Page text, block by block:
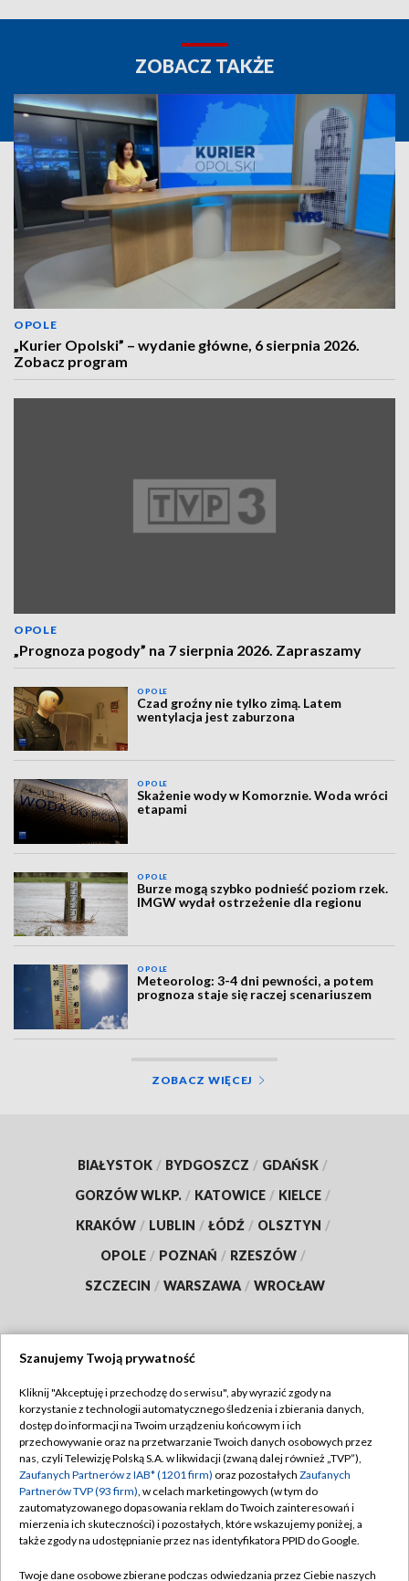
ZOBACZ TAKŻE
OPOLE
„Kurier Opolski” – wydanie główne, 6 sierpnia 2026.
Zobacz program
OPOLE
„Prognoza pogody” na 7 sierpnia 2026. Zapraszamy
OPOLE
Czad groźny nie tylko zimą. Latem
wentylacja jest zaburzona
OPOLE
Skażenie wody w Komorznie. Woda wróci
etapami
OPOLE
Burze mogą szybko podnieść poziom rzek.
IMGW wydał ostrzeżenie dla regionu
OPOLE
Meteorolog: 3-4 dni pewności, a potem
prognoza staje się raczej scenariuszem
ZOBACZ WIĘCEJ
BIAŁYSTOK / BYDGOSZCZ / GDAŃSK /
GORZÓW WLKP. / KATOWICE / KIELCE /
KRAKÓW / LUBLIN / ŁÓDŹ / OLSZTYN /
OPOLE / POZNAŃ / RZESZÓW /
SZCZECIN / WARSZAWA / WROCŁAW
TVP
Abonament TVP
Emisja w TVP
Centrum informacji TVP
Naziemna Telewizja Cyfrowa
Regulamin TVP
Polityka prywatności
Moje zgody
Pomoc
Szanujemy Twoją prywatność
Kliknij "Akceptuję i przechodzę do serwisu", aby wyrazić zgody na
korzystanie z technologii automatycznego śledzenia i zbierania danych,
dostęp do informacji na Twoim urządzeniu końcowym i ich
przechowywanie oraz na przetwarzanie Twoich danych osobowych przez
nas, czyli Telewizję Polską S.A. w likwidacji (zwaną dalej również „TVP”),
Zaufanych Partnerów z IAB* (1201 firm) oraz pozostałych Zaufanych
Partnerów TVP (93 firm), w celach marketingowych (w tym do
zautomatyzowanego dopasowania reklam do Twoich zainteresowań i
mierzenia ich skuteczności) i pozostałych, które wskazujemy poniżej, a
także zgody na udostępnianie przez nas identyfikatora PPID do Google.
Twoje dane osobowe zbierane podczas odwiedzania przez Ciebie naszych